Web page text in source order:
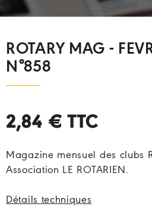
ROTARY MAG -
N°858
2,84 € TTC
Magazine mensuel des clubs
Association LE ROTARIEN.
Détails techniques